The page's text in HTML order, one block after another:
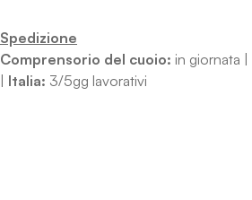
Spedizione
Comprensorio del cuoio: in giornata |
Italia: 3/5gg lavorativi